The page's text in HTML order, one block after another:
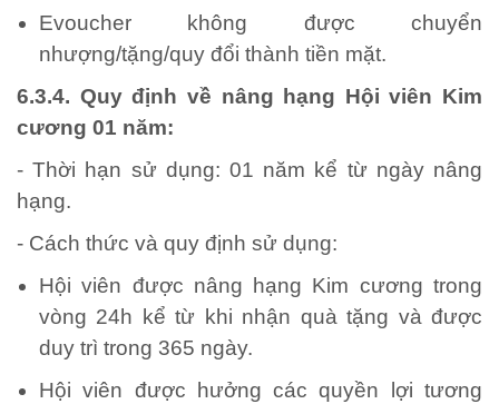
Evoucher không được chuyển
nhượng/tặng/quy đổi thành tiền mặt.
6.3.4. Quy định về nâng hạng Hội viên Kim
cương 01 năm:
- Thời hạn sử dụng: 01 năm kể từ ngày nâng
hạng.
- Cách thức và quy định sử dụng:
Hội viên được nâng hạng Kim cương trong
vòng 24h kể từ khi nhận quà tặng và được
duy trì trong 365 ngày.
Hội viên được hưởng các quyền lợi tương